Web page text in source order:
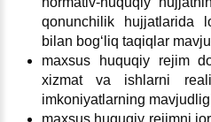
qonunchilik hujjatlarida
bilan bogʻliq taqiqlar
maхsus huquqiy rejim
хizmat va ishlarni
imkoniyatlarning
maхsus huquqiy rejimni